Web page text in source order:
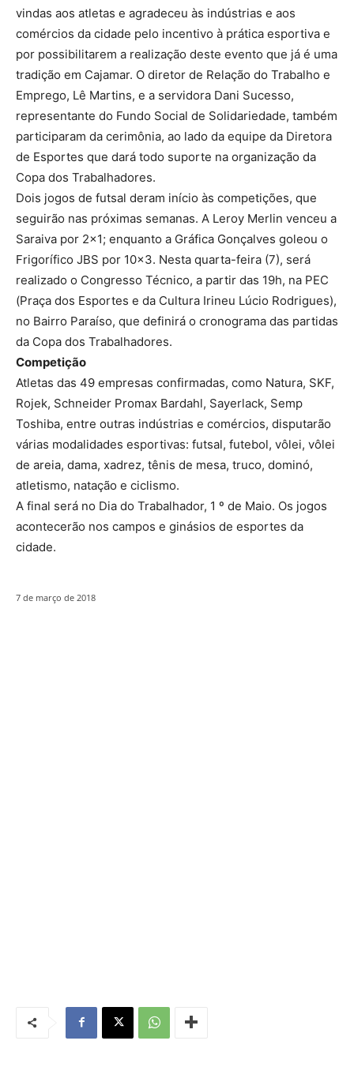
vindas aos atletas e agradeceu às indústrias e aos
comércios da cidade pelo incentivo à prática esportiva e
por possibilitarem a realização deste evento que já é uma
tradição em Cajamar. O diretor de Relação do Trabalho e
Emprego, Lê Martins, e a servidora Dani Sucesso,
representante do Fundo Social de Solidariedade, também
participaram da cerimônia, ao lado da equipe da Diretora
de Esportes que dará todo suporte na organização da
Copa dos Trabalhadores.
Dois jogos de futsal deram início às competições, que
seguirão nas próximas semanas. A Leroy Merlin venceu a
Saraiva por 2×1; enquanto a Gráfica Gonçalves goleou o
Frigorífico JBS por 10×3. Nesta quarta-feira (7), será
realizado o Congresso Técnico, a partir das 19h, na PEC
(Praça dos Esportes e da Cultura Irineu Lúcio Rodrigues),
no Bairro Paraíso, que definirá o cronograma das partidas
da Copa dos Trabalhadores.
Competição
Atletas das 49 empresas confirmadas, como Natura, SKF,
Rojek, Schneider Promax Bardahl, Sayerlack, Semp
Toshiba, entre outras indústrias e comércios, disputarão
várias modalidades esportivas: futsal, futebol, vôlei, vôlei
de areia, dama, xadrez, tênis de mesa, truco, dominó,
atletismo, natação e ciclismo.
A final será no Dia do Trabalhador, 1 º de Maio. Os jogos
acontecerão nos campos e ginásios de esportes da
cidade.
7 de março de 2018